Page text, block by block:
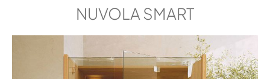
NUVOLA SMART